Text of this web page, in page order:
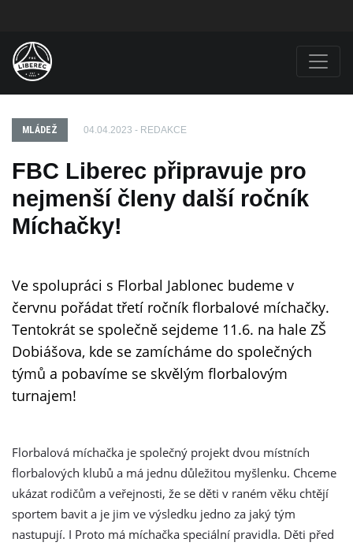
MLÁDEŽ 04.04.2023 - REDAKCE
FBC Liberec připravuje pro
nejmenší členy další ročník
Míchačky!
Ve spolupráci s Florbal Jablonec budeme v
červnu pořádat třetí ročník florbalové míchačky.
Tentokrát se společně sejdeme 11.6. na hale ZŠ
Dobiášova, kde se zamícháme do společných
týmů a pobavíme se skvělým florbalovým
turnajem!
Florbalová míchačka je společný projekt dvou místních
florbalových klubů a má jednu důležitou myšlenku. Chceme
ukázat rodičům a veřejnosti, že se děti v raném věku chtějí
sportem bavit a je jim ve výsledku jedno za jaký tým
nastupují. I Proto má míchačka speciální pravidla. Děti před